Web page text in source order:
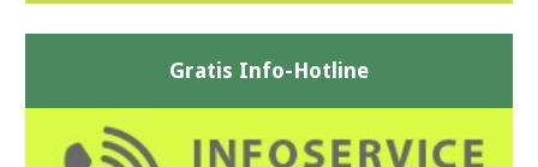
Gratis Info-Hotline